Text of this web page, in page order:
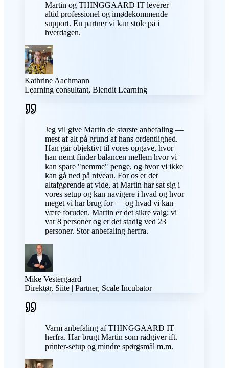
Martin og THINGGAARD IT leverer
altid professionel og imødekommende
support. En partner vi kan stole på i
hverdagen.
Kathrine Aachmann
Learning consultant, Blendit Learning
Jeg vil give Martin de største anbefaling —
mest af alt på grund af hans ordentlighed.
Han går objektivt til vores opgave, hvor
han nemt finder balancen mellem hvor vi
kan spare "nemme" penge, og hvor vi ikke
kan gå ned på niveau. For os er det
altafgørende at vide, at Martin har sat sig i
vores setup og kan navigere i hvad og hvor
meget vi har brug for — og hvad vi kan
være foruden. Martin er det sikre valg; vi
var 8 personer og er det stadig ved 23
personer. Stor anbefaling herfra.
Mike Vestergaard
Direktør, Siite | Partner, Scale Incubator
Varm anbefaling af THINGGAARD IT
herfra. Har brugt Martin som rådgiver ift.
printer-setup og mindre spørgsmål m.m.